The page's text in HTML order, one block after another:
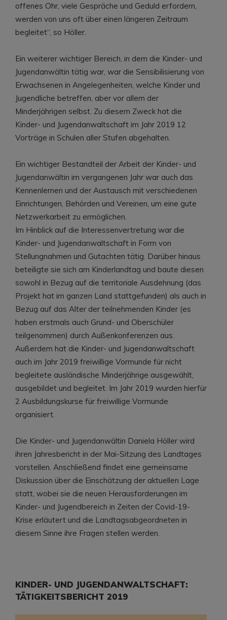
offenes Ohr, viele Gespräche und Geduld erfordern,
werden von uns oft über einen längeren Zeitraum
begleitet“, so Höller.
Ein weiterer wichtiger Bereich, in dem die Kinder- und
Jugendanwältin tätig war, war die Sensibilisierung von
Erwachsenen in Angelegenheiten, welche Kinder und
Jugendliche betreffen, aber vor allem der
Minderjährigen selbst. Zu diesem Zweck hat die
Kinder- und Jugendanwaltschaft im Jahr 2019 12
Vorträge in Schulen aller Stufen abgehalten.
Ein wichtiger Bestandteil der Arbeit der Kinder- und
Jugendanwältin im vergangenen Jahr war auch das
Kennenlernen und der Austausch mit verschiedenen
Einrichtungen, Behörden und Vereinen, um eine gute
Netzwerkarbeit zu ermöglichen.
Im Hinblick auf die Interessenvertretung war die
Kinder- und Jugendanwaltschaft in Form von
Stellungnahmen und Gutachten tätig. Darüber hinaus
beteiligte sie sich am Kinderlandtag und baute diesen
sowohl in Bezug auf die territoriale Ausdehnung (das
Projekt hat im ganzen Land stattgefunden) als auch in
Bezug auf das Alter der teilnehmenden Kinder (es
haben erstmals auch Grund- und Oberschüler
teilgenommen) durch Außenkonferenzen aus.
Außerdem hat die Kinder- und Jugendanwaltschaft
auch im Jahr 2019 freiwillige Vormunde für nicht
begleitete ausländische Minderjährige ausgewählt,
ausgebildet und begleitet. Im Jahr 2019 wurden hierfür
2 Ausbildungskurse für freiwillige Vormunde
organisiert.
Die Kinder- und Jugendanwältin Daniela Höller wird
ihren Jahresbericht in der Mai-Sitzung des Landtages
vorstellen. Anschließend findet eine gemeinsame
Diskussion über die Einschätzung der aktuellen Lage
statt, wobei sie die neuen Herausforderungen im
Kinder- und Jugendbereich in Zeiten der Covid-19-
Krise erläutert und die Landtagsabgeordneten in
diesem Sinne ihre Fragen stellen werden.
KINDER- UND JUGENDANWALTSCHAFT: ​
TÄTIGKEITSBERICHT 2019